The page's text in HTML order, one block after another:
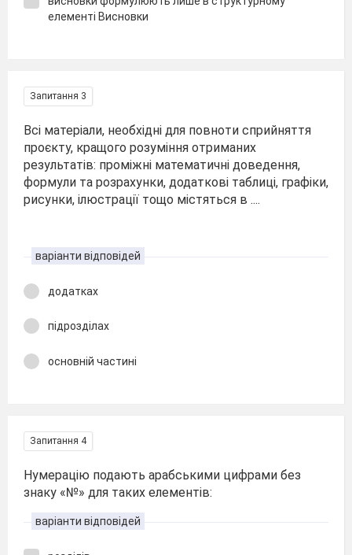
елементі Висновки
Запитання 3
Всі матеріали, необхідні для повноти сприйняття
проєкту, кращого розуміння отриманих
результатів: проміжні математичні доведення,
формули та розрахунки, додаткові таблиці, графіки,
рисунки, ілюстрації тощо містяться в ....
варіанти відповідей
додатках
підрозділах
основній частині
Запитання 4
Нумерацію подають арабськими цифрами без
знаку «№» для таких елементів:
варіанти відповідей